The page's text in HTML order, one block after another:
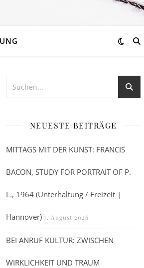
NEUESTE BEITRÄGE
MITTAGS MIT DER KUNST: FRANCIS
BACON, STUDY FOR PORTRAIT OF P.
L., 1964 (Unterhaltung / Freizeit |
Hannover) 7. August 2026
BEI ANRUF KULTUR: ZWISCHEN
WIRKLICHKEIT UND TRAUM